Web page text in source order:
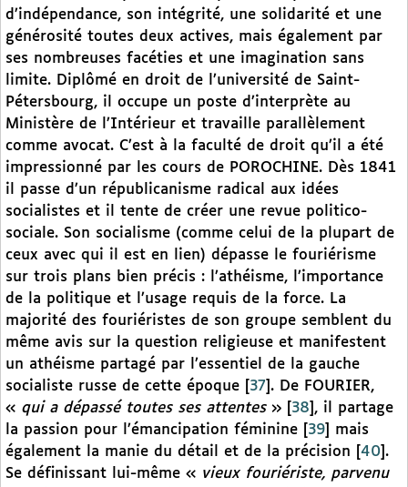
d’indépendance, son intégrité, une solidarité et une
générosité toutes deux actives, mais également par
ses nombreuses facéties et une imagination sans
limite. Diplômé en droit de l’université de Saint-
Pétersbourg, il occupe un poste d’interprète au
Ministère de l’Intérieur et travaille parallèlement
comme avocat. C’est à la faculté de droit qu’il a été
impressionné par les cours de POROCHINE. Dès 1841
il passe d’un républicanisme radical aux idées
socialistes et il tente de créer une revue politico-
sociale. Son socialisme (comme celui de la plupart de
ceux avec qui il est en lien) dépasse le fouriérisme
sur trois plans bien précis : l’athéisme, l’importance
de la politique et l’usage requis de la force. La
majorité des fouriéristes de son groupe semblent du
même avis sur la question religieuse et manifestent
un athéisme partagé par l’essentiel de la gauche
socialiste russe de cette époque
37 . De FOURIER,
« qui a dépassé toutes ses attentes» 38 , il partage
la passion pour l’émancipation féminine
39
mais
également la manie du détail et de la précision
40 .
Se définissant lui-même « vieux fouriériste, parvenu